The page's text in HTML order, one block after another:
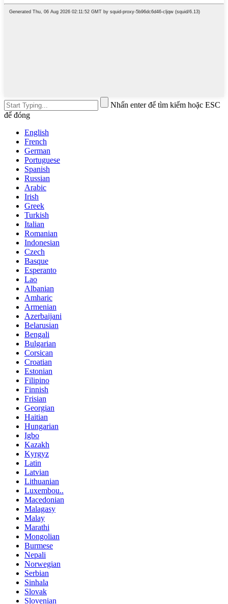
Nhấn enter để tìm kiếm hoặc ESC
để đóng
English
French
German
Portuguese
Spanish
Russian
Arabic
Irish
Greek
Turkish
Italian
Romanian
Indonesian
Czech
Basque
Esperanto
Lao
Albanian
Amharic
Armenian
Azerbaijani
Belarusian
Bengali
Bulgarian
Corsican
Croatian
Estonian
Filipino
Finnish
Frisian
Georgian
Haitian
Hungarian
Igbo
Kazakh
Kyrgyz
Latin
Latvian
Lithuanian
Luxembou..
Macedonian
Malagasy
Malay
Marathi
Mongolian
Burmese
Nepali
Norwegian
Serbian
Sinhala
Slovak
Slovenian